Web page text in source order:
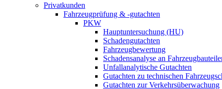
Privatkunden
Fahrzeugprüfung & -gutachten
PKW
Hauptuntersuchung (HU)
Schadengutachten
Fahrzeugbewertung
Schadensanalyse an
Unfallanalytische Gutachten
Gutachten zu technischen
Gutachten zur Verkehrsüberwachung